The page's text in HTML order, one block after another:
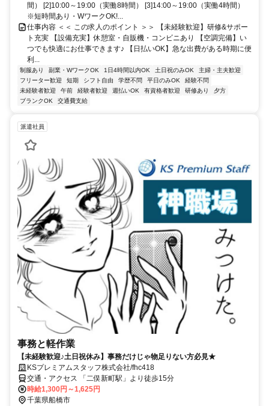
間） [2]10:00～19:00（実働8時間） [3]14:00～19:00（実働4時間）
※短時間あり・WワークOK!...
仕事内容 ＜＜ この求人のポイント ＞＞ 【未経験歓迎】研修&サポー
ト充実 【設備充実】休憩室・自販機・コンビニあり 【空調完備】い
つでも快適にお仕事できます♪ 【日払いOK】急な出費がある時期に便
利...
制服あり 副業・WワークOK 1日4時間以内OK 土日祝のみOK
主婦・主夫歓迎
フリーター歓迎
短期 シフト自由 学歴不問 平日のみOK
経験不問
未経験者歓迎
午前 経験者歓迎 週払いOK 有資格者歓迎 研修あり
夕方
ブランクOK
交通費支給
派遣社員
事務と軽作業
【未経験歓迎♪土日祝休み】事務だけじゃ物足りない方必見★
KSプレミアムスタッフ株式会社/fhc418
交通・アクセス 「二俣新町駅」より徒歩15分
時給1,300円～1,625円
千葉県船橋市